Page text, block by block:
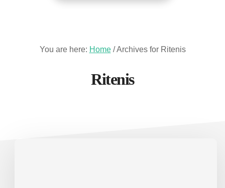
You are here: Home /Archives for Ritenis
Ritenis